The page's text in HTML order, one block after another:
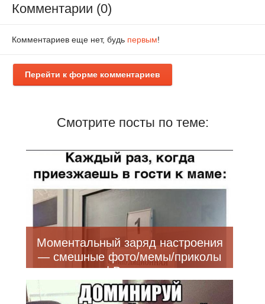
Комментарии (0)
Комментариев еще нет, будь первым!
Перейти к форме комментариев
Смотрите посты по теме:
Моментальный заряд настроения
— смешные фото/мемы/приколы
| Bugaga